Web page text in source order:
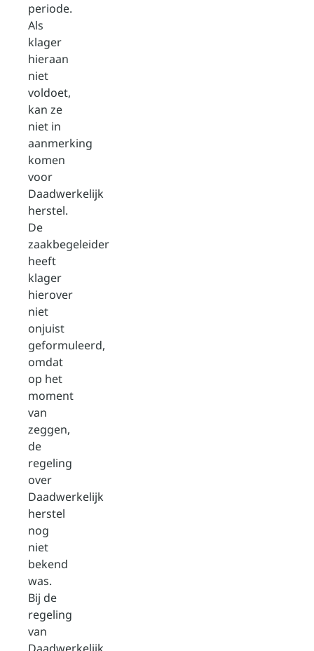
periode.
Als
klager
hieraan
niet
voldoet,
kan ze
niet in
aanmerking
komen
voor
Daadwerkelijk
herstel.
De
zaakbegeleider
heeft
klager
hierover
niet
onjuist
geformuleerd,
omdat
op het
moment
van
zeggen,
de
regeling
over
Daadwerkelijk
herstel
nog
niet
bekend
was.
Bij de
regeling
van